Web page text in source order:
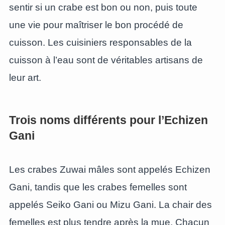
sentir si un crabe est bon ou non, puis toute
une vie pour maîtriser le bon procédé de
cuisson. Les cuisiniers responsables de la
cuisson à l’eau sont de véritables artisans de
leur art.
Trois noms différents pour l’Echizen
Gani
Les crabes Zuwai mâles sont appelés Echizen
Gani, tandis que les crabes femelles sont
appelés Seiko Gani ou Mizu Gani. La chair des
femelles est plus tendre après la mue. Chacun